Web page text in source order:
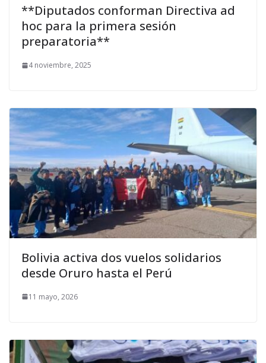
**Diputados conforman Directiva ad
hoc para la primera sesión
preparatoria**
4 noviembre, 2025
Bolivia activa dos vuelos solidarios
desde Oruro hasta el Perú
11 mayo, 2026